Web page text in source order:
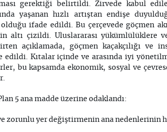
gerektiği belirtildi. Zirvede kabul
yaşanan hızlı artıştan endişe
ifade edildi. Bu çerçevede göçmen
altı çizildi. Uluslararası yükümlülüklere
açıklamada, göçmen kaçakçılığı ve
edildi. Kıtalar içinde ve arasında iyi
bu kapsamda ekonomik, sosyal ve
5 ana madde üzerine odaklandı:
zorunlu yer değiştirmenin ana nedenlerinin